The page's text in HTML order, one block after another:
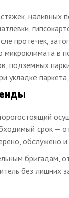
наливных
протечек,
в
подземных
укладке
срок —
обслужено
бригадам,
без лишних